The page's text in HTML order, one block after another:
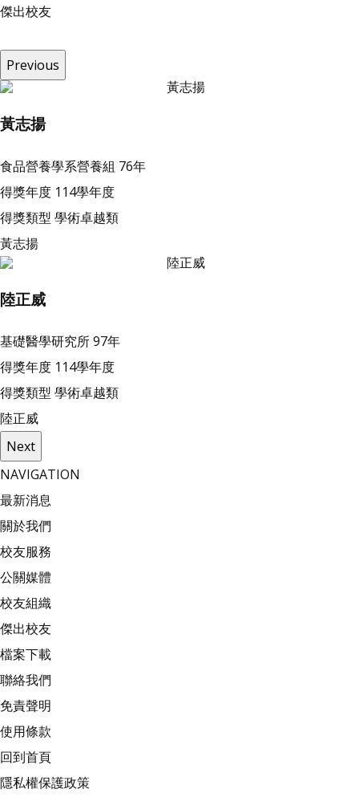
傑出校友
Previous
黃志揚
食品營養學系營養組 76年
得獎年度 114學年度
得獎類型 學術卓越類
黃志揚
陸正威
基礎醫學研究所97年
得獎年度 114學年度
得獎類型 學術卓越類
陸正威
Next
NAVIGATION
最新消息
關於我們
校友服務
公關媒體
校友組織
傑出校友
檔案下載
聯絡我們
免責聲明
使用條款
回到首頁
隱私權保護政策